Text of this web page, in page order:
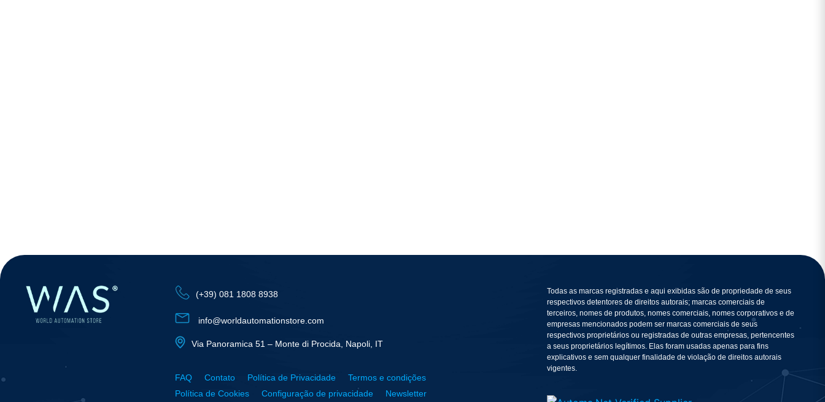
(+39) 081 1808 8938
info@worldautomationstore.com
Via Panoramica 51 – Monte di Procida, Napoli, IT
FAQ Contato Política de Privacidade
Termos e condições
Política de Cookies
Configuração de privacidade Newsletter
Todas as marcas registradas e aqui exibidas são de propriedade de seus
respectivos detentores de direitos autorais; marcas comerciais de
terceiros, nomes de produtos, nomes comerciais, nomes corporativos e de
empresas mencionados podem ser marcas comerciais de seus
respectivos proprietários ou registradas de outras empresas, pertencentes
a seus proprietários legítimos. Elas foram usadas apenas para fins
explicativos e sem qualquer finalidade de violação de direitos autorais
vigentes.